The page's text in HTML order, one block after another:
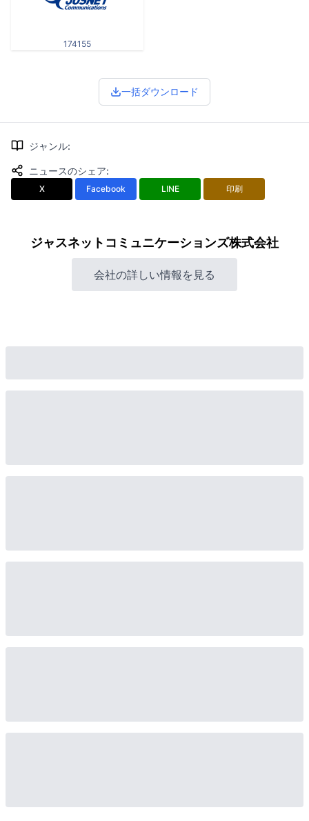
174155
一括ダウンロード
ジャンル:
ニュースのシェア:
X Facebook LINE 印刷
ジャスネットコミュニケーションズ株式会社
会社の詳しい情報を見る